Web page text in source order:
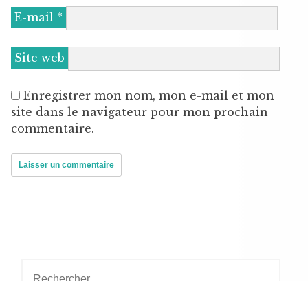
E-mail *
Site web
Enregistrer mon nom, mon e-mail et mon
site dans le navigateur pour mon prochain
commentaire.